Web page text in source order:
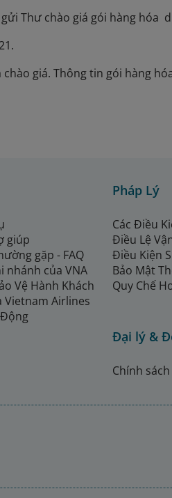
Thư chào giá gói hàng hóa
giá. Thông tin gói hàng
giúp
gặp - FAQ
nhánh của VNA
Vệ Hành Khách
Vietnam Airlines
Pháp Lý
Các Điều
Điều Lệ
Điều Kiện
Bảo Mật
Quy Chế
Đại lý &
Chính